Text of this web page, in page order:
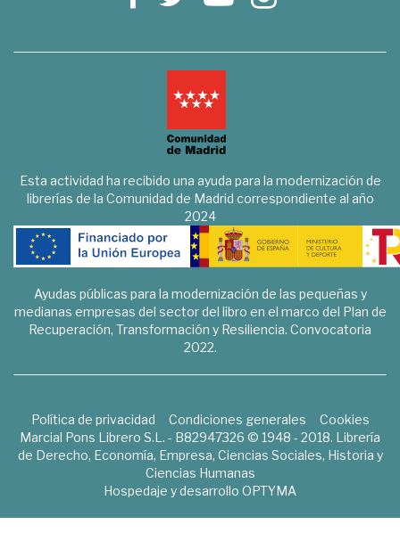
Esta actividad ha recibido una ayuda para la modernización de
librerías de la Comunidad de Madrid correspondiente al año
2024
Ayudas públicas para la modernización de las pequeñas y
medianas empresas del sector del libro en el marco del Plan de
Recuperación, Transformación y Resiliencia. Convocatoria
2022.
Política de privacidad Condiciones generales
Cookies
Marcial Pons Librero S.L. - B82947326 © 1948 - 2018. Librería
de Derecho, Economía, Empresa, Ciencias Sociales, Historia y
Ciencias Humanas
Hospedaje y desarrollo OPTYMA